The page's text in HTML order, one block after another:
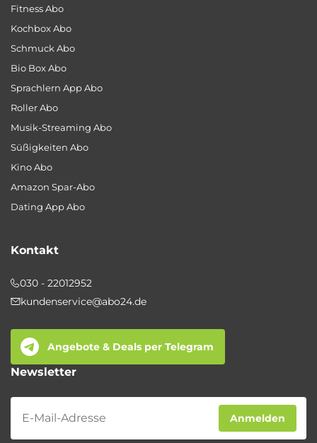
Fitness Abo
Kochbox Abo
Schmuck Abo
Bio Box Abo
Sprachlern App Abo
Roller Abo
Musik-Streaming Abo
Süßigkeiten Abo
Kino Abo
Amazon Spar-Abo
Dating App Abo
Kontakt
030 - 22012952
kundenservice@abo24.de
Angebote & Deals per Telegram
Newsletter
Newsletter
Anmelden